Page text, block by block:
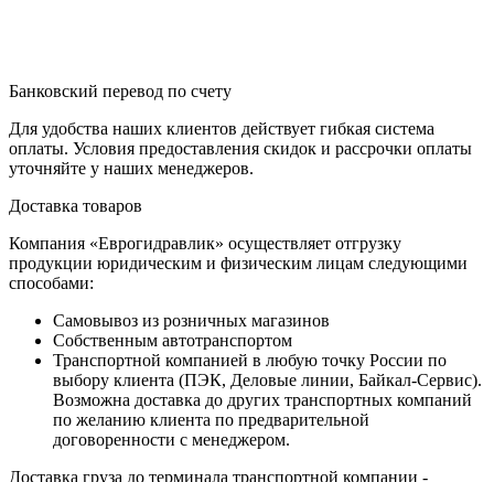
Банковский перевод по счету
Для удобства наших клиентов действует гибкая система
оплаты. Условия предоставления скидок и рассрочки оплаты
уточняйте у наших менеджеров.
Доставка товаров
Компания «Еврогидравлик» осуществляет отгрузку
продукции юридическим и физическим лицам следующими
способами:
Самовывоз из розничных магазинов
Собственным автотранспортом
Транспортной компанией в любую точку России по
выбору клиента (ПЭК, Деловые линии, Байкал-Сервис).
Возможна доставка до других транспортных компаний
по желанию клиента по предварительной
договоренности с менеджером.
Доставка груза до терминала транспортной компании -